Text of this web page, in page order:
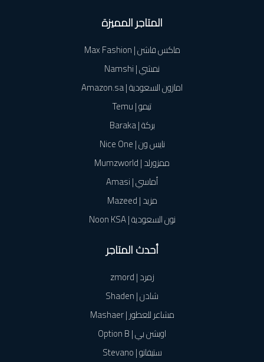
المتاجر المميزة
ماكس فاشن | Max Fashion
نمشي | Namshi
امازون السعودية | Amazon.sa
تيمو | Temu
بركة | Baraka
نايس ون | Nice One
ممزورلد | Mumzworld
أماسي | Amasi
مزيد | Mazeed
نون السعودية | Noon KSA
أحدث المتاجر
زمرد | zmord
شادن | Shaden
مشاعر للعطور | Mashaer
اوبشن بي | Option B
ستيفانو | Stevano